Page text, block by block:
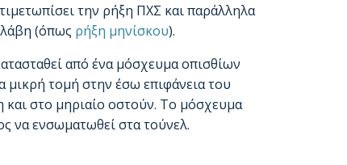
την ρήξη ΠΧΣ και παράλληλα
(όπως ρήξη μηνίσκου).
από ένα μόσχευμα οπισθίων
τομή στην έσω επιφάνεια του
στο μηριαίο οστούν. Το μόσχευμα
να ενσωματωθεί στα τούνελ.